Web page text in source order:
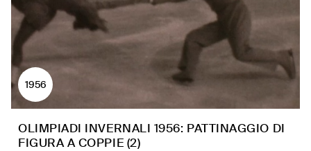
1956
OLIMPIADI INVERNALI 1956: PATTINAGGIO DI
FIGURA A COPPIE (2)